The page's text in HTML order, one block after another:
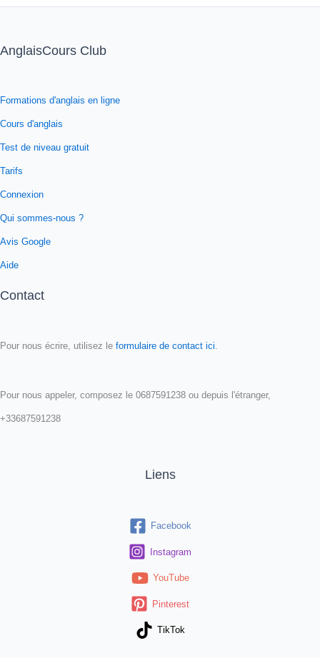
AnglaisCours Club
Formations d'anglais en ligne
Cours d'anglais
Test de niveau gratuit
Tarifs
Connexion
Qui sommes-nous ?
Avis Google
Aide
Contact
Pour nous écrire, utilisez le formulaire de contact ici
Pour nous appeler, composez le 0687591238 ou depuis l'étranger,
+33687591238
Liens
Facebook
Instagram
YouTube
Pinterest
TikTok